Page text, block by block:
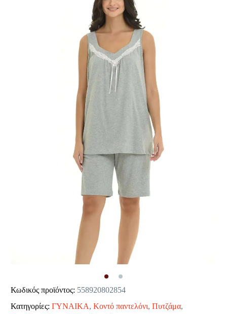
Κωδικός προϊόντος: 558920802854
Κατηγορίες: ΓΥΝΑΙΚΑ, Κοντό παντελόνι, Πυτζάμα,